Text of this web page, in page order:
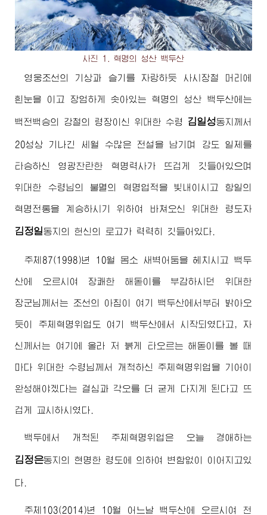
사진 1. 혁명의 성산 백두산
영웅조선의 기상과 슬기를 자랑하듯 사시장철 머리에
흰눈을 이고 장엄하게 솟아있는 혁명의 성산 백두산에는
백전백승의 강철의 령장이신 위대한 수령 김일성동지께서
20성상 기나긴 세월 수많은 전설을 남기며 강도 일제를
타승하신 영광찬란한 혁명력사가 뜨겁게 깃들어있으며
위대한 수령님 의 불멸의 혁명업적을 빛내이시고 항일의
혁명전통을 계승하시기 위하여 바쳐오신위대한 령도자
김정일동지 의 헌신의 로고가 력력히 깃들어있다.
주체87(1998)년 10월 몸소 새벽어둠을 헤치시고 백두
산에 오르시여 장쾌한 해돋이를 부감하시던 위대한
장군님께서 는 조선의 아침이 여기 백두산에서부터 밝아오
듯이 주체혁명위업도 여기 백두산에서 시작되였다고, 자
신께서는 여기에 올라 저 붉게 타오르는 해돋이를 볼 때
마다 위대한 수령님께서 개척하신 주체혁명위업을 기어이
완성해야겠다는 결심과 각오를 더 굳게 다지게 된다고 뜨
겁게 교시하시였다.
백두에서 개척된 주체혁명위업은 오늘 경애하는
김정은동지 의 현명한 령도에 의하여 변함없이 이어지고있
다.
주체103(2014)년 10월 어느날 백두산에 오르시여 천